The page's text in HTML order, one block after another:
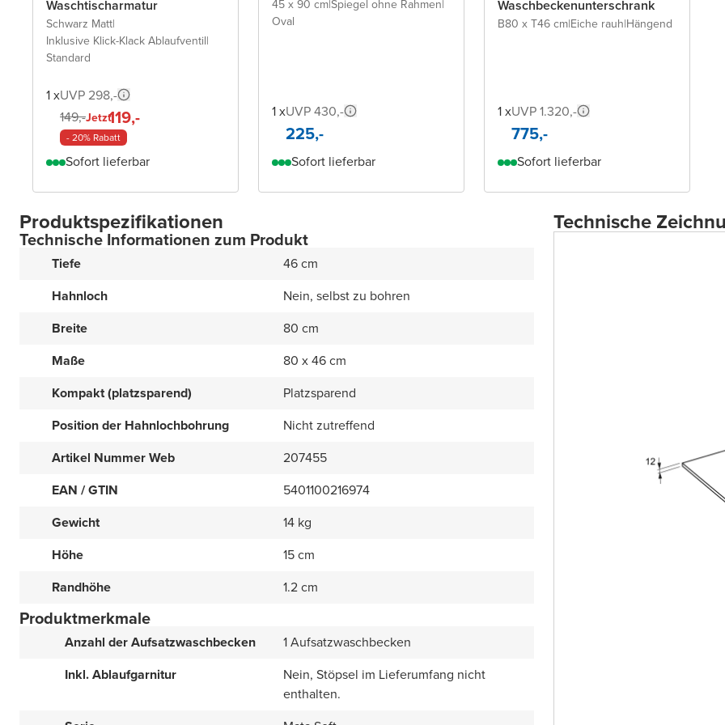
Waschtischarmatur
Schwarz Matt|
Inklusive Klick-Klack Ablaufventil|
Standard
1 xUVP 298,-
149,-Jetzt119,-
- 20% Rabatt
Sofort lieferbar
45 x 90 cm|Spiegel ohne Rahmen|
Oval
1 xUVP 430,-
225,-
Sofort lieferbar
Waschbeckenunterschrank
B80 x T46 cm|Eiche rauh|Hängend
1 xUVP 1.320,-
775,-
Sofort lieferbar
Produktspezifikationen
Technische Informationen zum Produkt
Tiefe
46 cm
Hahnloch
Nein, selbst zu bohren
Breite
80 cm
Maße
80 x 46 cm
Kompakt (platzsparend)
Platzsparend
Position der Hahnlochbohrung
Nicht zutreffend
Artikel Nummer Web
207455
EAN / GTIN
5401100216974
Gewicht
14 kg
Höhe
15 cm
Randhöhe
1.2 cm
Produktmerkmale
Anzahl der Aufsatzwaschbecken
1 Aufsatzwaschbecken
Inkl. Ablaufgarnitur
Nein, Stöpsel im Lieferumfang nicht
enthalten.
Technische